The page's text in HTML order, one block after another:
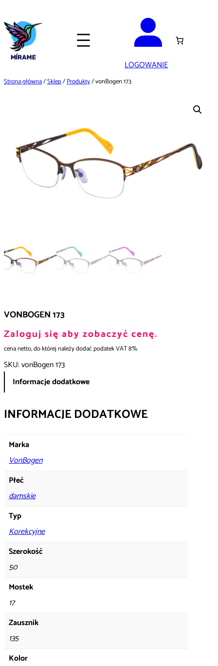
do
treści
LOGOWANIE
Strona główna/Sklep/Produkty/ vonBogen 173
VONBOGEN 173
Zaloguj się aby zobaczyć cenę.
cena netto, do której należy dodać podatek VAT 8%
SKU:vonBogen 173
Informacje dodatkowe
INFORMACJE DODATKOWE
Marka
VonBogen
Płeć
damskie
Typ
Korekcyjne
Szerokość
50
Mostek
17
Zausznik
135
Kolor